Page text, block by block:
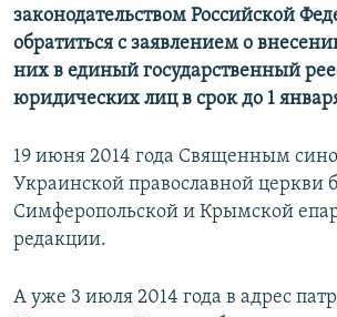
законодательством Российской
обратиться с заявлением о
них в единый государственный
юридических лиц в срок до 1
19 июня 2014 года Священным
Украинской православной церкви
Симферопольской и Крымской
редакции.
А уже 3 июля 2014 года в адрес